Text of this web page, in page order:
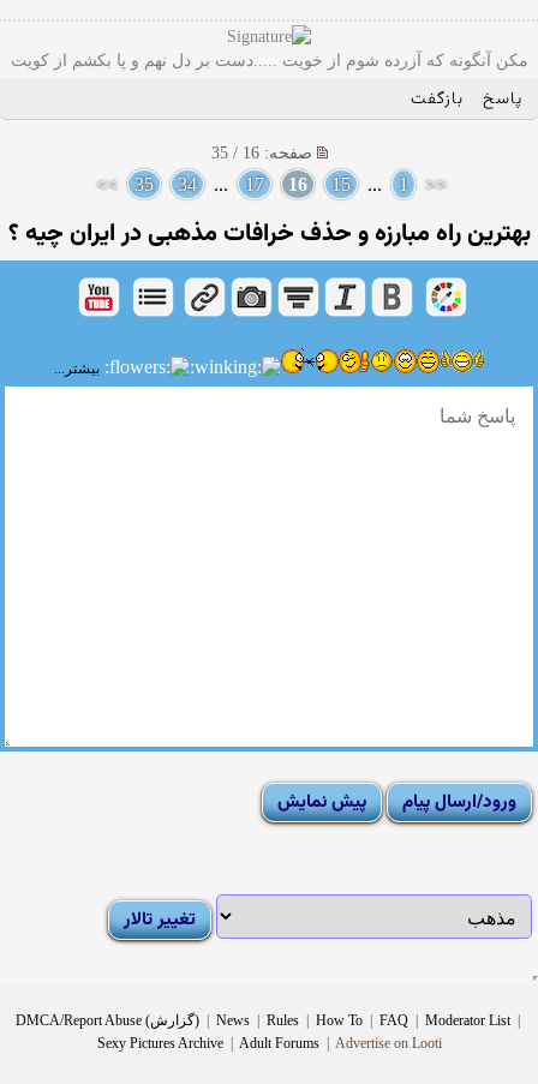
مکن آنگونه که آزرده شوم از خویت .....دست بر دل نهم و پا بکشم از کویت
پاسخ بازگفت
صفحه: 16 / 35
<<
1
...
15
16
17
...
34
35
>>
بهترین راه مبارزه و حذف خرافات مذهبی در ایران چیه ؟
بیشتر...
DMCA/Report Abuse (گزارش) | News | Rules | How To | FAQ | Moderator List |
Sexy Pictures Archive | Adult Forums |Advertise on Looti